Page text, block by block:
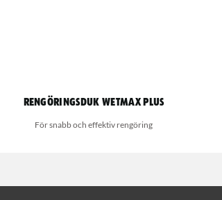
Rengöringsduk Wetmax Plus
För snabb och effektiv rengöring